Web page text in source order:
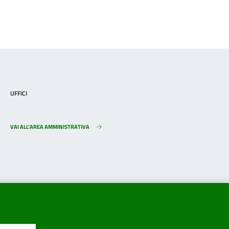
UFFICI
VAI ALL’AREA AMMINISTRATIVA